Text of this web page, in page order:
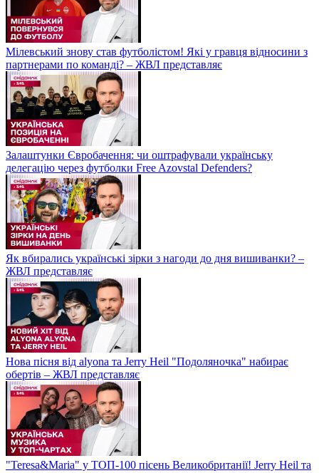
Мілевський знову став футболістом! Які у гравця відносини з
партнерами по команді? – ЖВЛ представляє
Залаштунки Євробачення: чи оштрафували українську
делегацію через футболки Free Azovstal Defenders?
Як вбирались українські зірки з нагоди до дня вишиванки? –
ЖВЛ представляє
Нова пісня від alyona та Jerry Heil "Подоляночка" набирає
обертів – ЖВЛ представляє
"Teresa&Maria" у ТОП-100 пісень Великобританії! Jerry Heil та